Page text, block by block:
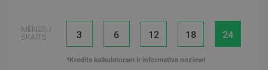
MĒNEŠU
SKAITS
3 6 12 18 24
*Kredīta kalkulatoram ir informatīva nozīme!